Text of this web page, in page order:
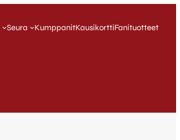
Seura KumppanitKausikorttiFanituotteet